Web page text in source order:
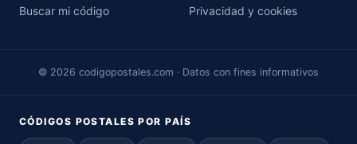
Buscar mi código
Privacidad y cookies
© 2026 codigopostales.com · Datos con fines informativos
CÓDIGOS POSTALES POR PAÍS